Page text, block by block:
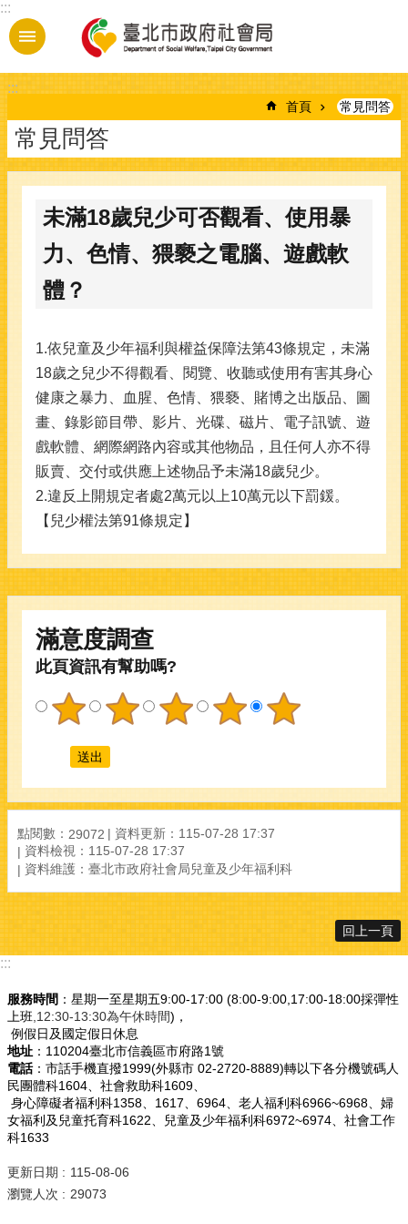
跳到主要內容區塊
:::
:::
首頁 常見問答
常見問答
未滿18歲兒少可否觀看、使用暴
力、色情、猥褻之電腦、遊戲軟
體？
1.依兒童及少年福利與權益保障法第43條規定，未滿
18歲之兒少不得觀看、閱覽、收聽或使用有害其身心
健康之暴力、血腥、色情、猥褻、賭博之出版品、圖
畫、錄影節目帶、影片、光碟、磁片、電子訊號、遊
戲軟體、網際網路內容或其他物品，且任何人亦不得
販賣、交付或供應上述物品予未滿18歲兒少。
2.違反上開規定者處2萬元以上10萬元以下罰鍰。
【兒少權法第91條規定】
滿意度調查
此頁資訊有幫助嗎?
點閱數： 29072
資料更新：115-07-28 17:37
資料檢視：115-07-28 17:37
資料維護：臺北市政府社會局兒童及少年福利科
回上一頁
:::
服務時間 ：星期一至星期五9:00-17:00 (8:00-9:00,17:00-18:00採彈性
上班 ,12:30-13:30為午休時間)，
例假日及國定假日休息
地址 ：110204臺北市信義區市府路1號
電話：市話手機直撥1999(外縣市 02-2720-8889)轉以下各分機號碼人
民團體科1604、社會救助科1609、
身心障礙者福利科1358、1617、6964、老人福利科6966~6968、婦
女福利及兒童托育科1622、兒童及少年福利科6972~6974、社會工作
科1633
更新日期
115-08-06
瀏覽人次
29073